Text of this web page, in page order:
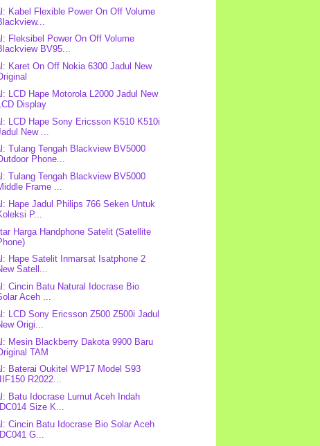
Kabel Flexible Power On Off Volume
Fleksibel Power On Off Volume
BV95...
Karet On Off Nokia 6300 Jadul New
LCD Hape Motorola L2000 Jadul New
LCD Display
LCD Hape Sony Ericsson K510 K510i
New ...
Tulang Tengah Blackview BV5000
Phone...
Tulang Tengah Blackview BV5000
Frame ...
Hape Jadul Philips 766 Seken Untuk
P...
Harga Handphone Satelit (Satellite
Hape Satelit Inmarsat Isatphone 2
Satell...
Cincin Batu Natural Idocrase Bio
Aceh ...
LCD Sony Ericsson Z500 Z500i Jadul
Origi...
Mesin Blackberry Dakota 9900 Baru
TAM
Baterai Oukitel WP17 Model S93
IIIF150 R2022...
Batu Idocrase Lumut Aceh Indah
IDC014 Size K...
Cincin Batu Idocrase Bio Solar Aceh
IDC041 G...